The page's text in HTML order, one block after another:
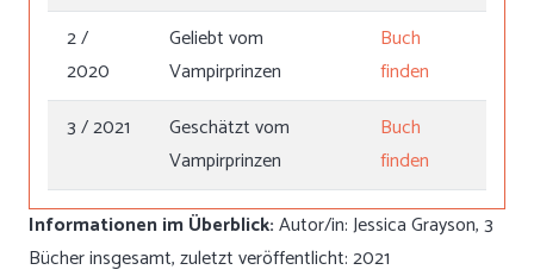
2 /
2020
Geliebt vom
Vampirprinzen
Buch
finden
3 / 2021
Geschätzt vom
Vampirprinzen
Buch
finden
Informationen im Überblick:Autor/in: Jessica Grayson, 3
Bücher insgesamt, zuletzt veröffentlicht: 2021